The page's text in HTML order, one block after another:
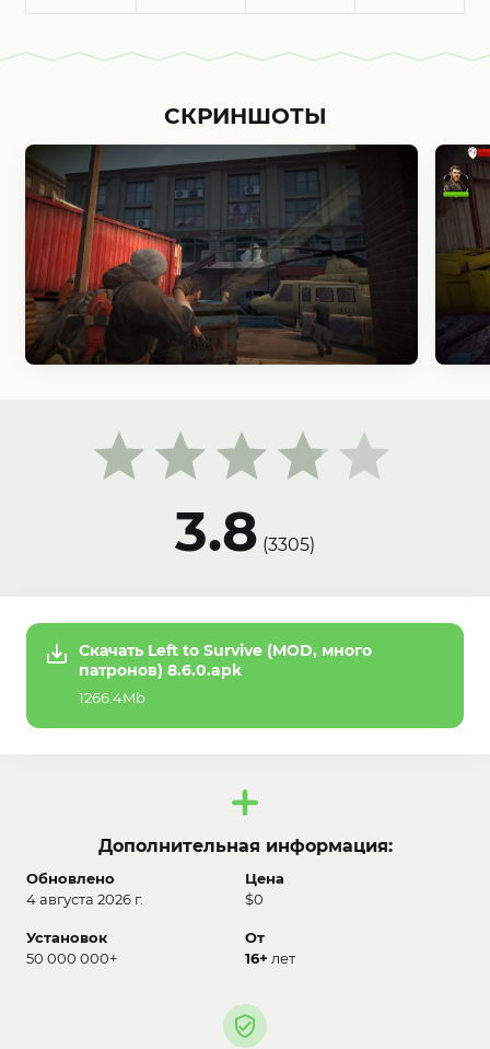
3.8 (3305)
СКРИНШОТЫ
Скачать Left to Survive (MOD, много
патронов) 8.6.0.apk
1266.4Mb
Дополнительная информация:
Обновлено
4 августа 2026 г.
Цена
$0
Установок
50 000 000+
От
16+ лет